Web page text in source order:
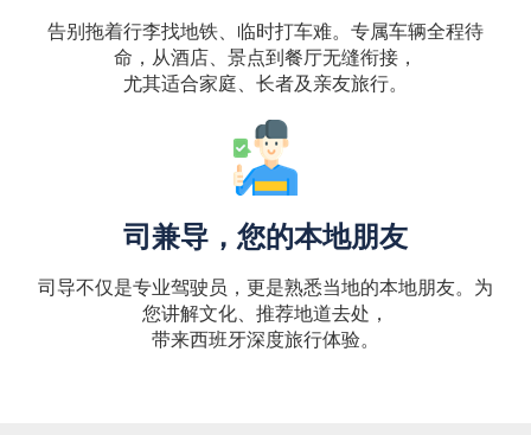
告别拖着行李找地铁、临时打车难。专属车辆全程待
命，从酒店、景点到餐厅无缝衔接，
尤其适合家庭、长者及亲友旅行。
司兼导，您的本地朋友
司导不仅是专业驾驶员，更是熟悉当地的本地朋友。为
您讲解文化、推荐地道去处，
带来西班牙深度旅行体验。